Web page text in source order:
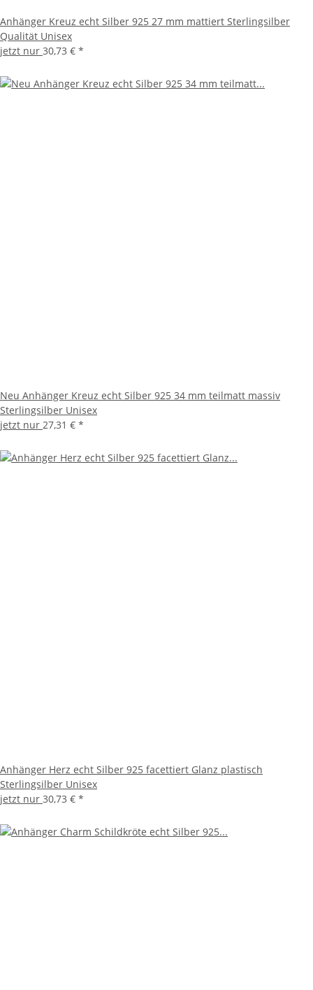
Anhänger Kreuz echt Silber 925 27 mm mattiert Sterlingsilber
Qualität Unisex
jetzt nur 30,73 € *
Neu Anhänger Kreuz echt Silber 925 34 mm teilmatt massiv
Sterlingsilber Unisex
jetzt nur 27,31 € *
Anhänger Herz echt Silber 925 facettiert Glanz plastisch
Sterlingsilber Unisex
jetzt nur 30,73 € *